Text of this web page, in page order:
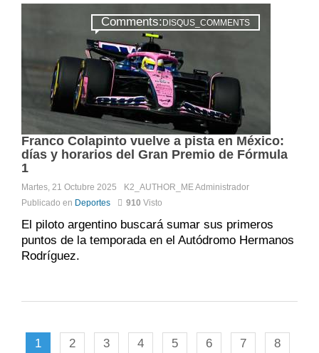
Comments:DISQUS_COMMENTS
Franco Colapinto vuelve a pista en México:
días y horarios del Gran Premio de Fórmula
1
Martes, 21 Octubre 2025 K2_AUTHOR_MEAdministrador
Publicado en Deportes 910 Visto
El piloto argentino buscará sumar sus primeros
puntos de la temporada en el Autódromo Hermanos
Rodríguez.
1 2 3 4 5 6 7 8